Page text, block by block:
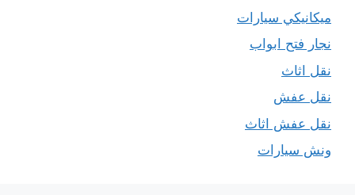
ميكانيكي سيارات
نجار فتح ابواب
نقل اثاث
نقل عفش
نقل عفش اثاث
ونش سيارات